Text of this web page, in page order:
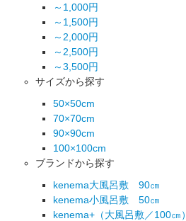
～1,000円
～1,500円
～2,000円
～2,500円
～3,500円
サイズから探す
50×50cm
70×70cm
90×90cm
100×100cm
ブランドから探す
kenema大風呂敷 90㎝
kenema小風呂敷 50㎝
kenema+（大風呂敷／100㎝）